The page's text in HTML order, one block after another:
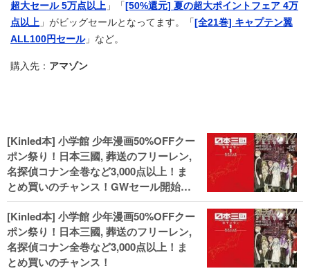
超大セール 5万点以上 」「 [50%還元] 夏の超大ポイントフェア 4万
点以上 」がビッグセールとなってます。「 [全21巻] キャプテン翼
ALL100円セール」など。
購入先： アマゾン
[Kinled本] 小学館 少年漫画50%OFFクー
ポン祭り！日本三國, 葬送のフリーレン,
名探偵コナン全巻など3,000点以上！ま
とめ買いのチャンス！GWセール開始！
人気コミック多数 カドカワ祭やIT関連本
がセールに！
[Kinled本] 小学館 少年漫画50%OFFクー
ポン祭り！日本三國, 葬送のフリーレン,
名探偵コナン全巻など3,000点以上！ま
とめ買いのチャンス！